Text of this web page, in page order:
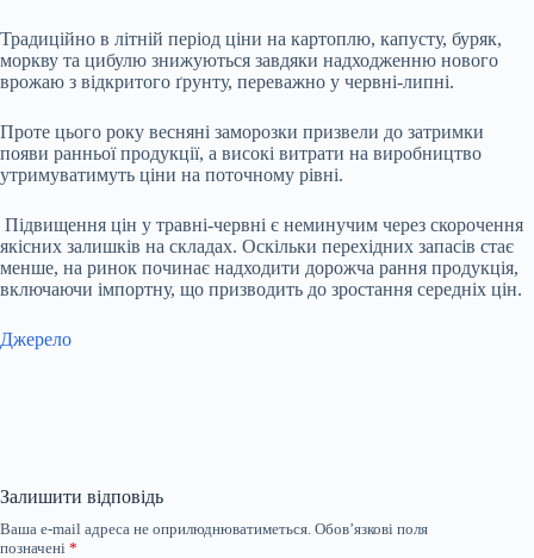
Традиційно в літній період ціни на картоплю, капусту, буряк,
моркву та цибулю знижуються завдяки надходженню нового
врожаю з відкритого ґрунту, переважно у червні-липні.
Проте цього року весняні заморозки призвели до затримки
появи ранньої продукції, а високі витрати на виробництво
утримуватимуть ціни на поточному рівні.
Підвищення цін у травні-червні є неминучим через скорочення
якісних залишків на складах. Оскільки перехідних запасів стає
менше, на ринок починає надходити дорожча рання продукція,
включаючи імпортну, що призводить до зростання середніх цін.
Джерело
Залишити відповідь
Ваша e-mail адреса не оприлюднюватиметься. Обов’язкові поля
позначені *